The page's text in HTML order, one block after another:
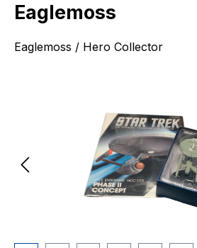
Eaglemoss
Eaglemoss / Hero Collector